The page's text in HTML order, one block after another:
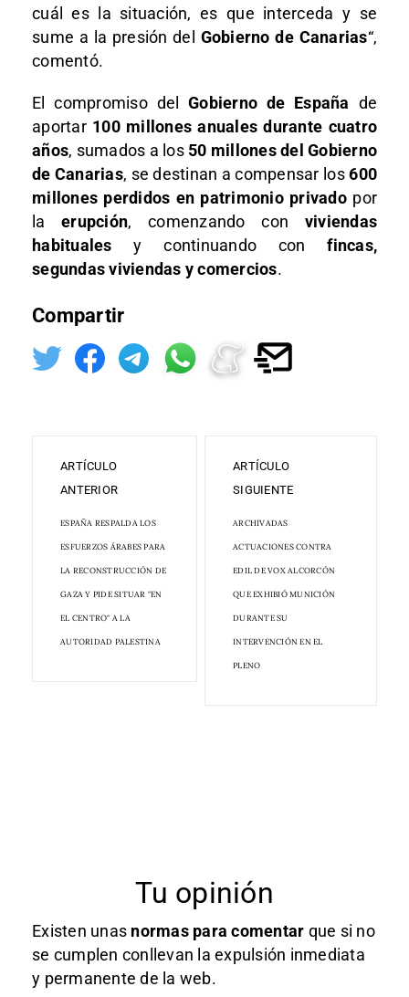
cuál es la situación, es que interceda y se
sume a la presión del Gobierno de Canarias“,
comentó.
El compromiso delGobierno de España de
aportar 100 millones anuales durante cuatro
años, sumados a los 50 millones del Gobierno
de Canarias, se destinan a compensar los600
millones perdidos en patrimonio privadopor
laerupción, comenzando con viviendas
habituales y continuando confincas,
segundas viviendas y comercios.
Compartir
ARTÍCULO
ANTERIOR
ESPAÑA RESPALDA LOS
ESFUERZOS ÁRABES PARA
LA RECONSTRUCCIÓN DE
GAZA Y PIDE SITUAR "EN
EL CENTRO" A LA
AUTORIDAD PALESTINA
ARTÍCULO
SIGUIENTE
ARCHIVADAS
ACTUACIONES CONTRA
EDIL DE VOX ALCORCÓN
QUE EXHIBIÓ MUNICIÓN
DURANTE SU
INTERVENCIÓN EN EL
PLENO
Tu opinión
Existen unas normas para comentar que si no
se cumplen conllevan la expulsión inmediata
y permanente de la web.